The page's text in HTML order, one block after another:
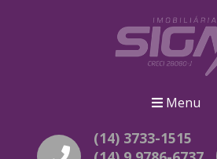
Menu
(14) 3733-1515